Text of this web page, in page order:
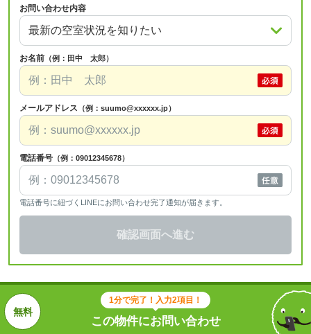
お問い合わせ内容
お名前 （例：田中 太郎）
メールアドレス （例：suumo@xxxxxx.jp）
電話番号 （例：09012345678）
電話番号に紐づくLINEにお問い合わせ完了通知が届きます。
確認画面へ進む
1分で完了！入力2項目！
この物件にお問い合わせ